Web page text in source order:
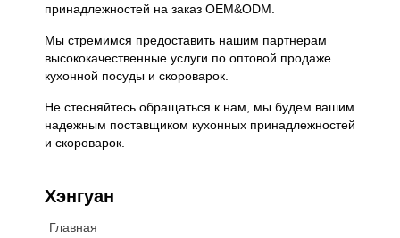
принадлежностей на заказ OEM&ODM.
Мы стремимся предоставить нашим партнерам
высококачественные услуги по оптовой продаже
кухонной посуды и скороварок.
Не стесняйтесь обращаться к нам, мы будем вашим
надежным поставщиком кухонных принадлежностей
и скороварок.
Хэнгуан
Главная